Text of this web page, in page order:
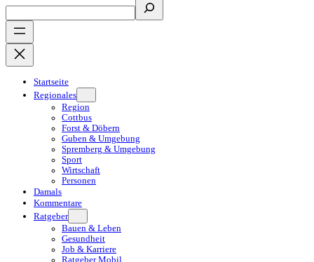
Startseite
Regionales
Region
Cottbus
Forst & Döbern
Guben & Umgebung
Spremberg & Umgebung
Sport
Wirtschaft
Personen
Damals
Kommentare
Ratgeber
Bauen & Leben
Gesundheit
Job & Karriere
Ratgeber Mobil